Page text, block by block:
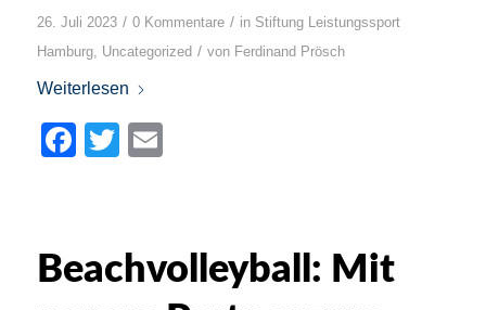
26. Juli 2023 / 0 Kommentare / in Stiftung Leistungssport
Hamburg, Uncategorized / von Ferdinand Prösch
Weiterlesen
Facebook
Twitter
Beachvolleyball: Mit